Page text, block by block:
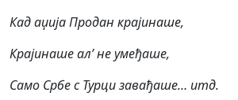
Кад аџија Продан крајинаше,
Крајинаше ал’ не умеђаше,
Само Србе с Турци завађаше… итд.